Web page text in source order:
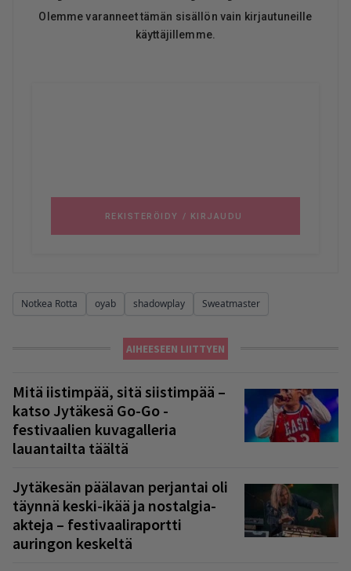
Notkea Rotta oyab shadowplay Sweatmaster
AIHEESEEN LIITTYEN
Mitä iistimpää, sitä siistimpää –
katso Jytäkesä Go-Go -
festivaalien kuvagalleria
lauantailta täältä
Jytäkesän päälavan perjantai oli
täynnä keski-ikää ja nostalgia-
akteja – festivaaliraportti
auringon keskeltä